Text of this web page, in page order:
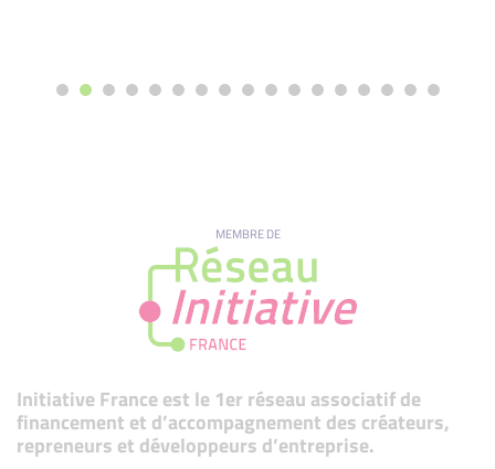
MEMBRE DE
Initiative France est le 1er réseau associatif de
financement et d’accompagnement des créateurs,
repreneurs et développeurs d’entreprise.